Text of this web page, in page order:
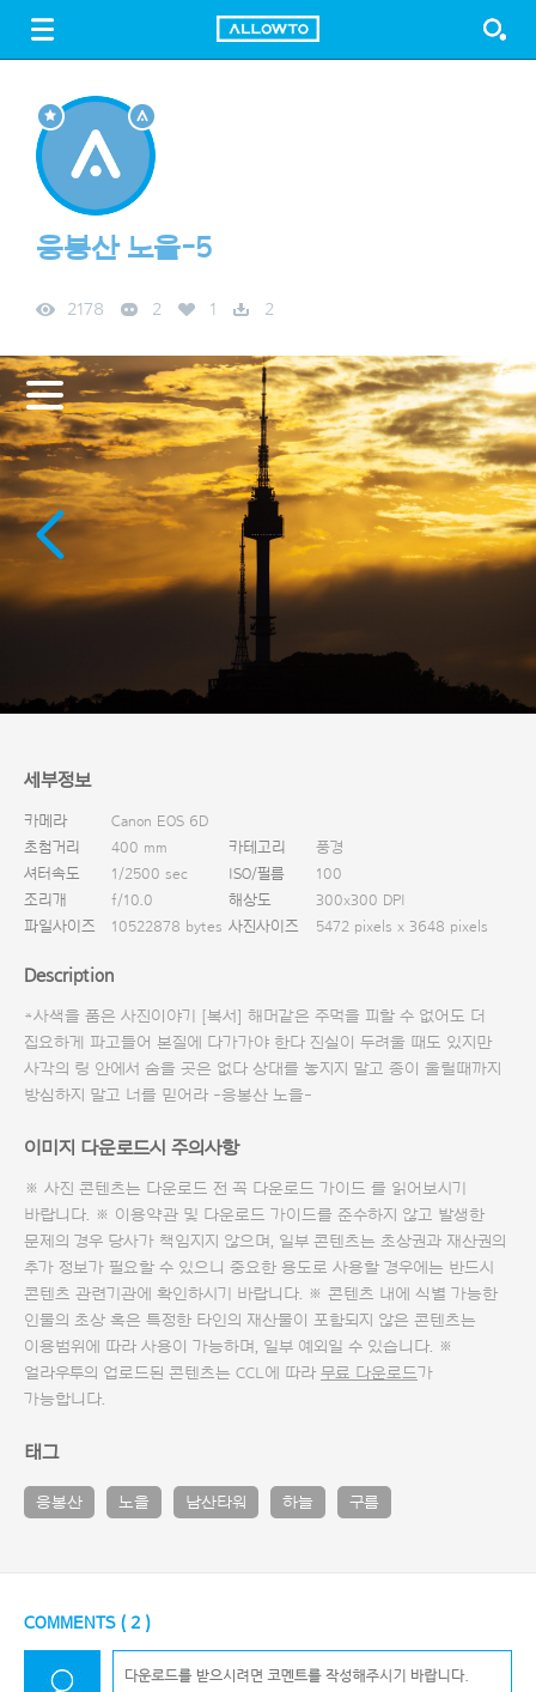
FREE DOWNLOAD
응봉산 노을-5
2178 2 1 2
세부정보
카메라
Canon EOS 6D
초첨거리
400 mm 카테고리
풍경
셔터속도
1/2500 sec ISO/필름
100
조리개
f/10.0 해상도
300x300 DPI
파일사이즈
10522878 bytes 사진사이즈 5472 pixels x 3648 pixels
Description
*사색을 품은 사진이야기 [복서] 해머같은 주먹을 피할 수 없어도 더
집요하게 파고들어 본질에 다가가야 한다 진실이 두려울 때도 있지만
사각의 링 안에서 숨을 곳은 없다 상대를 놓지지 말고 종이 울릴때까지
방심하지 말고 너를 믿어라 -응봉산 노을-
이미지 다운로드시 주의사항
※ 사진 콘텐츠는 다운로드 전 꼭 다운로드 가이드 를 읽어보시기
바랍니다. ※ 이용약관 및 다운로드 가이드를 준수하지 않고 발생한
문제의 경우 당사가 책임지지 않으며, 일부 콘텐츠는 초상권과 재산권의
추가 정보가 필요할 수 있으니 중요한 용도로 사용할 경우에는 반드시
콘텐츠 관련기관에 확인하시기 바랍니다. ※ 콘텐츠 내에 식별 가능한
인물의 초상 혹은 특정한 타인의 재산물이 포함되지 않은 콘텐츠는
이용범위에 따라 사용이 가능하며, 일부 예외일 수 있습니다. ※
얼라우투의 업로드된 콘텐츠는 CCL에 따라 무료 다운로드가
가능합니다.
태그
응봉산 노을 남산타워 하늘 구름
COMMENTS ( 2 )